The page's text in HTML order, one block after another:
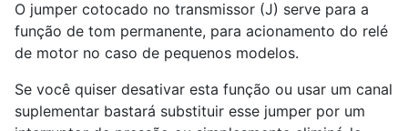
O jumper cotocado no transmissor (J) serve para a
função de tom permanente, para acionamento do relé
de motor no caso de pequenos modelos.
Se você quiser desativar esta função ou usar um canal
suplementar bastará substituir esse jumper por um